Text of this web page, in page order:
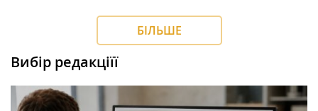
БІЛЬШЕ
Вибір редакціїї